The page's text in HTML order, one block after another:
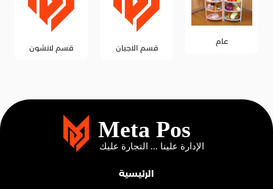
عام
قسم الاجبان قسم لانشون
الرئيسية